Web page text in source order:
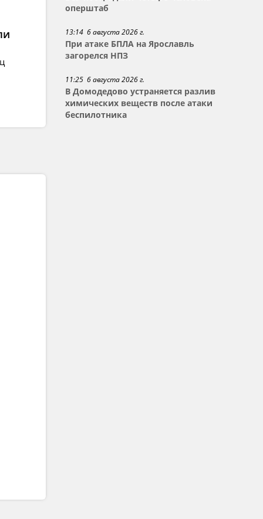
оперштаб
13:14 6 августа 2026 г.
При атаке БПЛА на Ярославль
загорелся НПЗ
11:25 6 августа 2026 г.
В Домодедово устраняется разлив
химических веществ после атаки
беспилотника